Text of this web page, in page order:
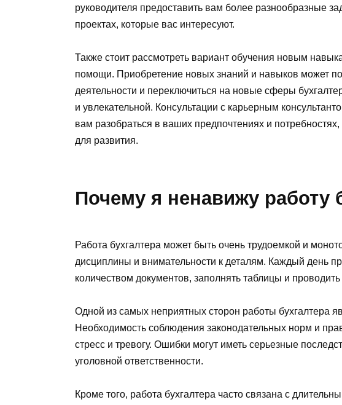
руководителя предоставить вам более разнообразные
проектах, которые вас интересуют.
Также стоит рассмотреть вариант обучения новым
помощи. Приобретение новых знаний и навыков может
деятельности и переключиться на новые сферы
и увлекательной. Консультации с карьерным
вам разобраться в ваших предпочтениях и
для развития.
Почему я ненавижу работу
Работа бухгалтера может быть очень трудоемкой и
дисциплины и внимательности к деталям. Каждый день
количеством документов, заполнять таблицы и
Одной из самых неприятных сторон работы бухгалтера
Необходимость соблюдения законодательных норм и
стресс и тревогу. Ошибки могут иметь серьезные
уголовной ответственности.
Кроме того, работа бухгалтера часто связана с